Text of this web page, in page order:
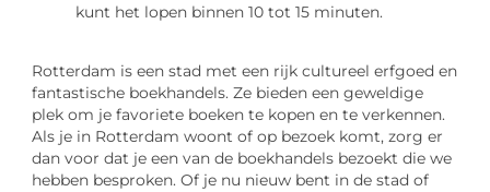
kunt het lopen binnen 10 tot 15 minuten.
Rotterdam is een stad met een rijk cultureel erfgoed en
fantastische boekhandels. Ze bieden een geweldige
plek om je favoriete boeken te kopen en te verkennen.
Als je in Rotterdam woont of op bezoek komt, zorg er
dan voor dat je een van de boekhandels bezoekt die we
hebben besproken. Of je nu nieuw bent in de stad of